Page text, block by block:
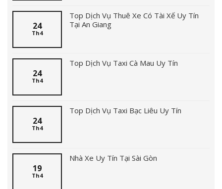
24
Th4
Top Dịch Vụ Thuê Xe Có Tài Xế Uy Tín
Tại An Giang
24
Th4
Top Dịch Vụ Taxi Cà Mau Uy Tín
24
Th4
Top Dịch Vụ Taxi Bạc Liêu Uy Tín
19
Th4
Nhà Xe Uy Tín Tại Sài Gòn